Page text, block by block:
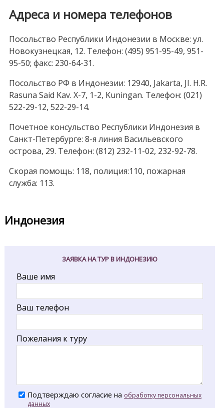
Адреса и номера телефонов
Посольство Республики Индонезии в Москве: ул.
Новокузнецкая, 12. Телефон: (495) 951-95-49, 951-
95-50; факс: 230-64-31.
Посольство РФ в Индонезии: 12940, Jakarta, JI. H.R.
Rasuna Said Kav. X-7, 1-2, Kuningan. Телефон: (021)
522-29-12, 522-29-14.
Почетное консульство Республики Индонезия в
Санкт-Петербурге: 8-я линия Васильевского
острова, 29. Телефон: (812) 232-11-02, 232-92-78.
Скорая помощь: 118, полиция:110, пожарная
служба: 113.
Индонезия
ЗАЯВКА НА ТУР В ИНДОНЕЗИЮ
Ваше имя
Ваш телефон
Пожелания к туру
Подтверждаю согласие на обработку персональных
данных